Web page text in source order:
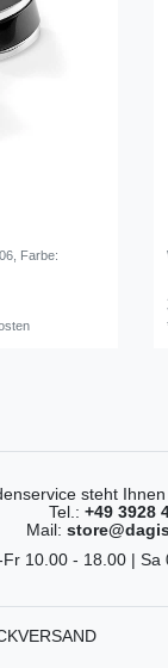
, Farbe:
steht
Tel.: +49 3928
Mail:
Fr 10.00 - 18.00 | Sa